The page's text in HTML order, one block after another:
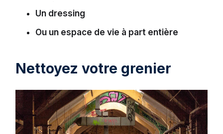
Un dressing
Ou un espace de vie à part entière
Nettoyez votre grenier